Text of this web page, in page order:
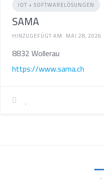
IOT + SOFTWARELÖSUNGEN
SAMA
HINZUGEFÜGT AM: MAI 28, 2026
8832 Wollerau
https://www.sama.ch